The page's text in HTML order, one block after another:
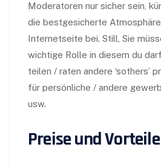
Moderatoren nur sicher sein,
die bestgesicherte
Internetseite bei. Still, Sie
wichtige Rolle in diesem du
teilen / raten andere ‘sothers’
für persönliche / andere
usw.
Preise und Vorteile